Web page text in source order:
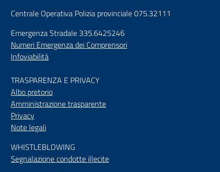
Centrale Operativa Polizia provinciale 075.32111
Emergenza Stradale 335.6425246
Numeri Emergenza dei Comprensori
Infoviabilità
TRASPARENZA E PRIVACY
Albo pretorio
Amministrazione trasparente
Privacy
Note legali
WHISTLEBLOWING
Segnalazione condotte illecite